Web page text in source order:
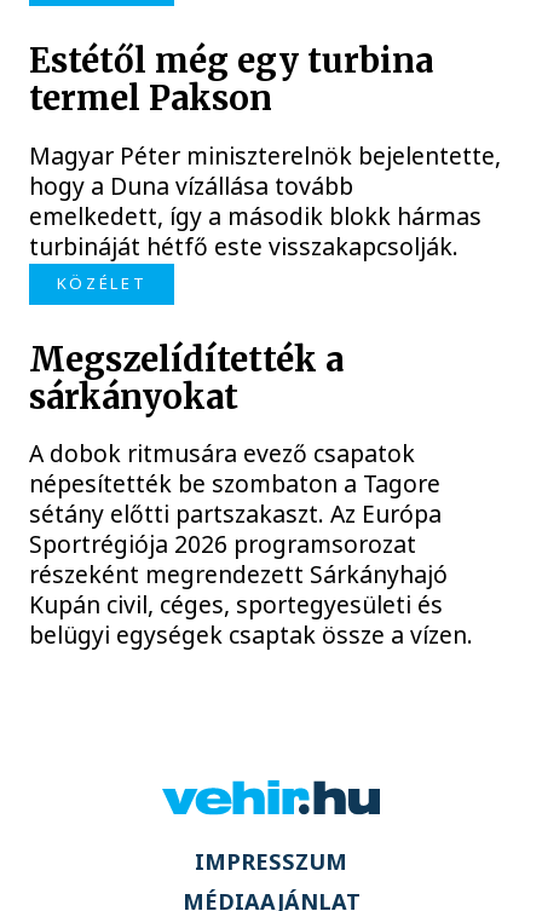
Estétől még egy turbina
termel Pakson
Magyar Péter miniszterelnök bejelentette,
hogy a Duna vízállása tovább
emelkedett, így a második blokk hármas
turbináját hétfő este visszakapcsolják.
KÖZÉLET
Megszelídítették a
sárkányokat
A dobok ritmusára evező csapatok
népesítették be szombaton a Tagore
sétány előtti partszakaszt. Az Európa
Sportrégiója 2026 programsorozat
részeként megrendezett Sárkányhajó
Kupán civil, céges, sportegyesületi és
belügyi egységek csaptak össze a vízen.
IMPRESSZUM
MÉDIAAJÁNLAT